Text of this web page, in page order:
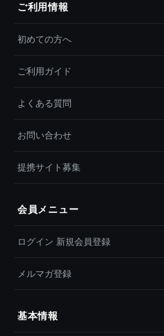
ご利用情報
初めての方へ
ご利用ガイド
よくある質問
お問い合わせ
提携サイト募集
会員メニュー
ログイン 新規会員登録
メルマガ登録
基本情報